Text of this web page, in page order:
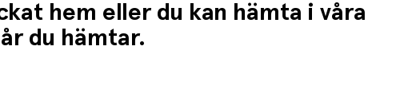
hem eller du kan hämta i våra
du hämtar.